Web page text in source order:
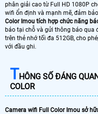
phân giải cao từ Full HD 1080P
wifi ổn định và mạnh mẽ, đảm
Color Imou tích hợp chức năng
báo tại chỗ và gửi thông báo qua
trên thẻ nhớ tối đa 512GB, cho
với đầu ghi.
THÔNG SỐ ĐÁNG
COLOR
Camera wifi Full Color Imou sở